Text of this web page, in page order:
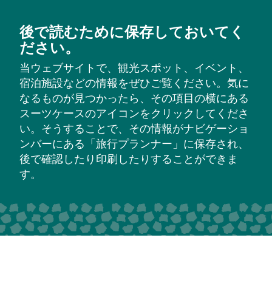
後で読むために保存しておいてく
ださい。
当ウェブサイトで、観光スポット、イベント、
宿泊施設などの情報をぜひご覧ください。気に
なるものが見つかったら、その項目の横にある
スーツケースのアイコンをクリックしてくださ
い。そうすることで、その情報がナビゲーショ
ンバーにある「旅行プランナー」に保存され、
後で確認したり印刷したりすることができま
す。